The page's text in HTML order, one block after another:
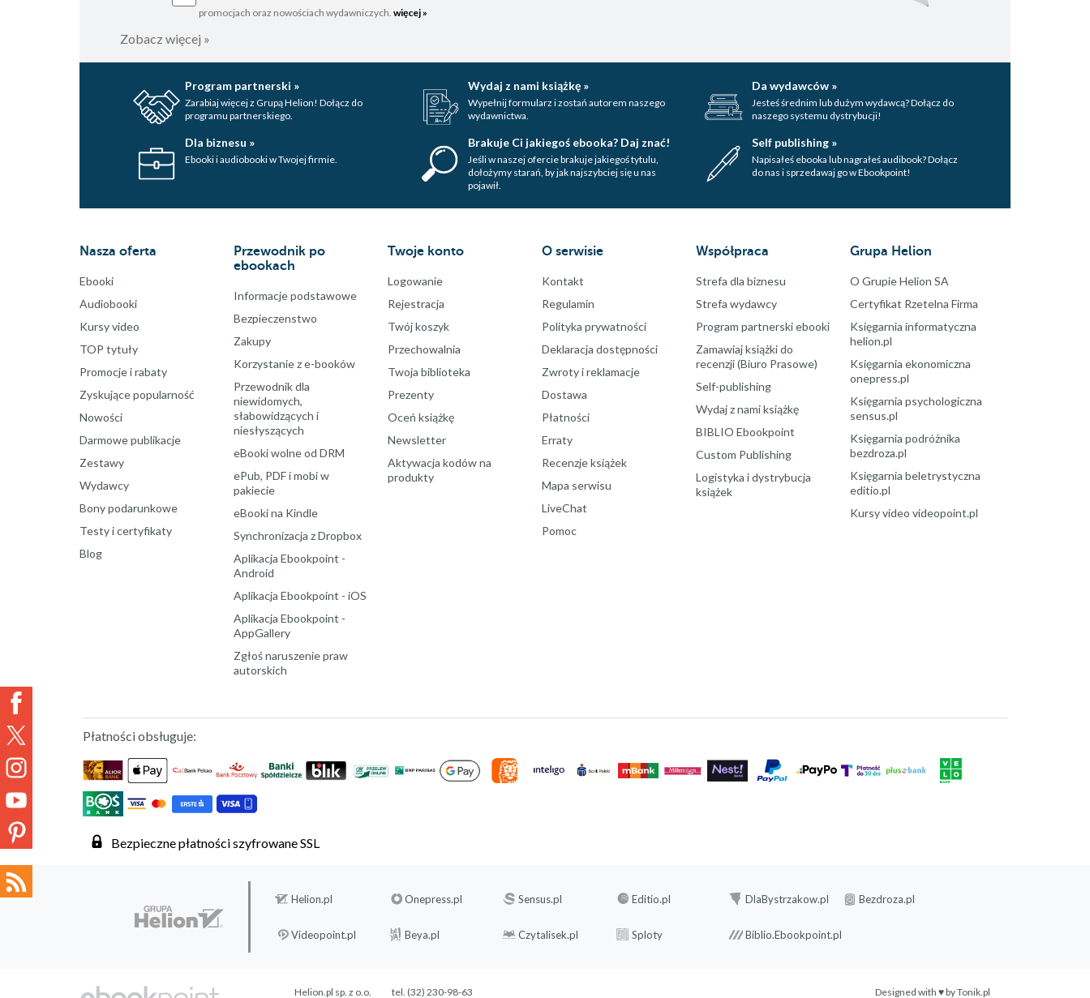
promocjach oraz nowościach wydawniczych. więcej »
Zobacz więcej »
Program partnerski »
Zarabiaj więcej z Grupą Helion! Dołącz do
programu partnerskiego.
Wydaj z nami książkę »
Wypełnij formularz i zostań autorem naszego
wydawnictwa.
Da wydawców »
Jesteś średnim lub dużym wydawcą? Dołącz do
naszego systemu dystrybucji!
Dla biznesu »
Ebooki i audiobooki w Twojej firmie.
Brakuje Ci jakiegoś ebooka? Daj znać!
Jeśli w naszej ofercie brakuje jakiegoś tytulu,
dołożymy starań, by jak najszybciej się u nas
pojawił.
Self publishing »
Napisałeś ebooka lub nagrałeś audibook? Dołącz
do nas i sprzedawaj go w Ebookpoint!
Nasza oferta
Ebooki
Audiobooki
Kursy video
TOP tytuły
Promocje i rabaty
Zyskujące popularność
Nowości
Darmowe publikacje
Zestawy
Wydawcy
Bony podarunkowe
Testy i certyfikaty
Blog
Przewodnik po
ebookach
Informacje podstawowe
Bezpieczenstwo
Zakupy
Korzystanie z e-booków
Przewodnik dla
niewidomych,
słabowidzących i
niesłyszących
eBooki wolne od DRM
ePub, PDF i mobi w
pakiecie
eBooki na Kindle
Synchronizacja z Dropbox
Aplikacja Ebookpoint -
Android
Aplikacja Ebookpoint - iOS
Aplikacja Ebookpoint -
AppGallery
Zgłoś naruszenie praw
autorskich
Twoje konto
Logowanie
Rejestracja
Twój koszyk
Przechowalnia
Twoja biblioteka
Prezenty
Oceń książkę
Newsletter
Aktywacja kodów na
produkty
O serwisie
Kontakt
Regulamin
Polityka prywatności
Deklaracja dostępności
Zwroty i reklamacje
Dostawa
Płatności
Erraty
Recenzje książek
Mapa serwisu
LiveChat
Pomoc
Współpraca
Strefa dla biznesu
Strefa wydawcy
Program partnerski ebooki
Zamawiaj książki do
recenzji (Biuro Prasowe)
Self-publishing
Wydaj z nami książkę
BIBLIO Ebookpoint
Custom Publishing
Logistyka i dystrybucja
książek
Grupa Helion
O Grupie Helion SA
Certyfikat Rzetelna Firma
Księgarnia informatyczna
helion.pl
Księgarnia ekonomiczna
onepress.pl
Księgarnia psychologiczna
sensus.pl
Księgarnia podróżnika
bezdroza.pl
Księgarnia beletrystyczna
editio.pl
Kursy video videopoint.pl
Płatności obsługuje:
Bezpieczne płatności szyfrowane SSL
Helion.pl Onepress.pl Sensus.pl Editio.pl DlaBystrzakow.pl Bezdroza.pl
Videopoint.pl Beya.pl Czytalisek.pl Sploty Biblio.Ebookpoint.pl
Designed with ♥ byTonik.pl
Helion.pl sp. z o.o. tel. (32) 230-98-63